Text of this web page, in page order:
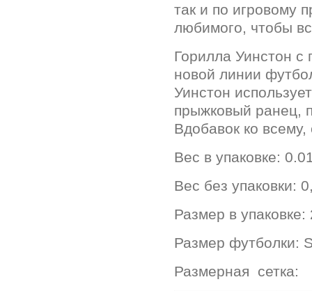
так и по игровому
любимого, чтобы
Горилла Уинстон с
новой линии
Уинстон
прыжковый ранец,
Вдобавок ко
Вес в упаковке:
Вес без упаковки:
Размер в
Размер футболки:
Размерная сетка: